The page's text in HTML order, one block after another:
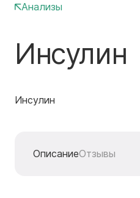
Анализы
Инсулин
Инсулин
ОписаниеОтзывы